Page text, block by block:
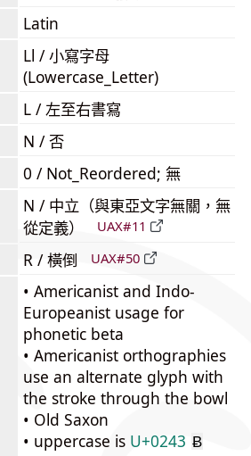
Latin
Ll / 小寫字母
(Lowercase_Letter)
L / 左至右書寫
N / 否
0 / Not_Reordered; 無
N / 中立（與東亞文字無關，無
從定義）
UAX#11
R / 橫倒 UAX#50
• Americanist and Indo-
Europeanist usage for
phonetic beta
• Americanist orthographies
use an alternate glyph with
the stroke through the bowl
• Old Saxon
• uppercase is U+0243 Ƀ